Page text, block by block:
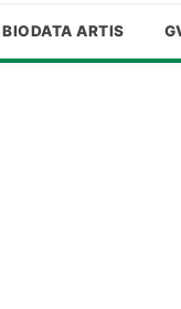
BIODATA ARTIS